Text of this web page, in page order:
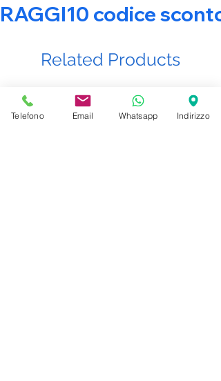
RAGGI10 codice
Related Products
Promo Attiva
Telefono Email Whatsapp Indirizzo